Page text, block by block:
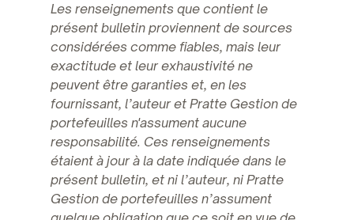
Les renseignements que contient le
présent bulletin proviennent de sources
considérées comme fiables, mais leur
exactitude et leur exhaustivité ne
peuvent être garanties et, en les
fournissant, l’auteur et Pratte Gestion de
portefeuilles n'assument aucune
responsabilité. Ces renseignements
étaient à jour à la date indiquée dans le
présent bulletin, et ni l’auteur, ni Pratte
Gestion de portefeuilles n’assument